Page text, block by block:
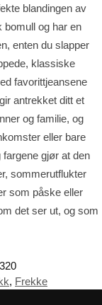
blandingen av
bomull og har en
enten du slapper
klassiske
favorittjeansene
antrekket ditt et
og familie, og
eller bare
gjør at den
sommerutflukter
som påske eller
det ser ut, og som
, Frekke